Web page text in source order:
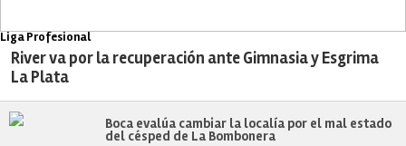
Liga Profesional
River va por la recuperación ante Gimnasia y Esgrima
La Plata
Boca evalúa cambiar la localía por el mal estado
del césped de La Bombonera